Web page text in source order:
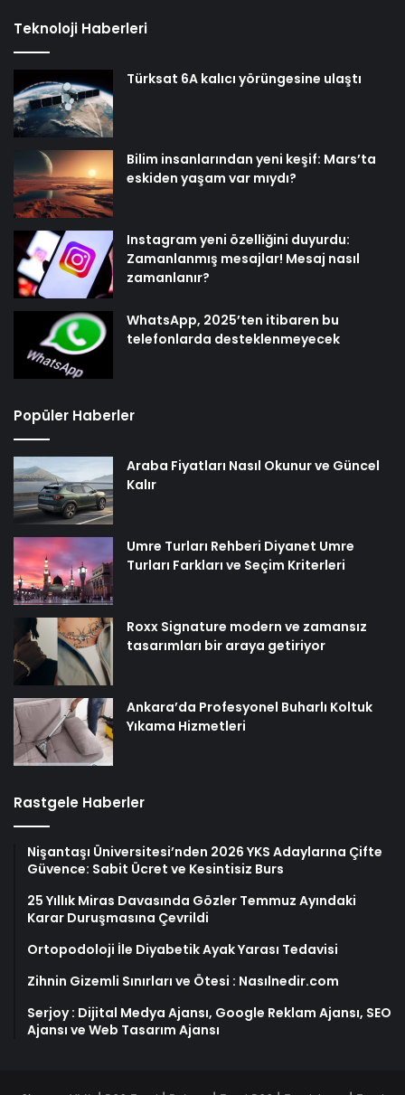
Teknoloji Haberleri
Türksat 6A kalıcı yörüngesine ulaştı
Bilim insanlarından yeni keşif: Mars’ta
eskiden yaşam var mıydı?
Instagram yeni özelliğini duyurdu:
Zamanlanmış mesajlar! Mesaj nasıl
zamanlanır?
WhatsApp, 2025’ten itibaren bu
telefonlarda desteklenmeyecek
Popüler Haberler
Araba Fiyatları Nasıl Okunur ve Güncel
Kalır
Umre Turları Rehberi Diyanet Umre
Turları Farkları ve Seçim Kriterleri
Roxx Signature modern ve zamansız
tasarımları bir araya getiriyor
Ankara’da Profesyonel Buharlı Koltuk
Yıkama Hizmetleri
Rastgele Haberler
Nişantaşı Üniversitesi’nden 2026 YKS Adaylarına Çifte
Güvence: Sabit Ücret ve Kesintisiz Burs
25 Yıllık Miras Davasında Gözler Temmuz Ayındaki
Karar Duruşmasına Çevrildi
Ortopodoloji İle Diyabetik Ayak Yarası Tedavisi
Zihnin Gizemli Sınırları ve Ötesi : Nasılnedir.com
Serjoy : Dijital Medya Ajansı, Google Reklam Ajansı, SEO
Ajansı ve Web Tasarım Ajansı